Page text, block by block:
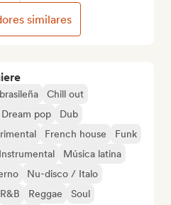
Chill out
Dream pop
Dub
French house
Funk
Instrumental
Música latina
Nu-disco / Italo
R&B Reggae
Soul
similares